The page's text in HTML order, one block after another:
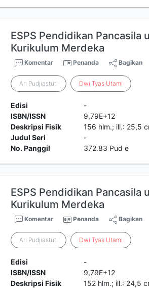
ESPS Pendidikan Pancasila
Kurikulum Merdeka
Komentar Penanda Bagikan
Ari Pudjiastuti Dwi Tyas Utami
Edisi
-
ISBN/ISSN
9,79E+12
Deskripsi Fisik
156 hlm.; ill.: 25,5
Judul Seri
-
No. Panggil
372.83 Pud e
ESPS Pendidikan Pancasila
Kurikulum Merdeka
Komentar Penanda Bagikan
Ari Pudjiastuti Dwi Tyas Utami
Edisi
-
ISBN/ISSN
9,79E+12
Deskripsi Fisik
152 hlm.; ill.: 24,5